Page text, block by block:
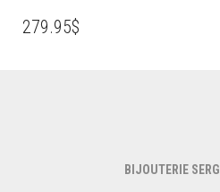
279.95$
BIJOUTERIE